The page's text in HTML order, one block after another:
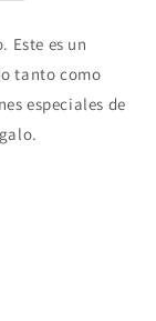
Este es un
tanto como
especiales de